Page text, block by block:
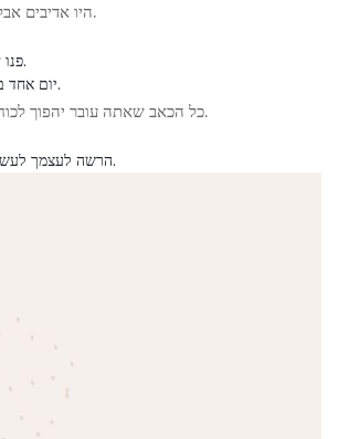
היו אדיבים אבל גם דברו בשם עצמכם.
פנו זמן להרפתקאות נוספות.
יום אחד בדיעבד, הכל יהיה הגיוני.
כל הכאב שאתה עובר יהפוך לכוח ולחוויות היקרות שלך.
הרשה לעצמך לעשות טעויות. ככה לומדים.